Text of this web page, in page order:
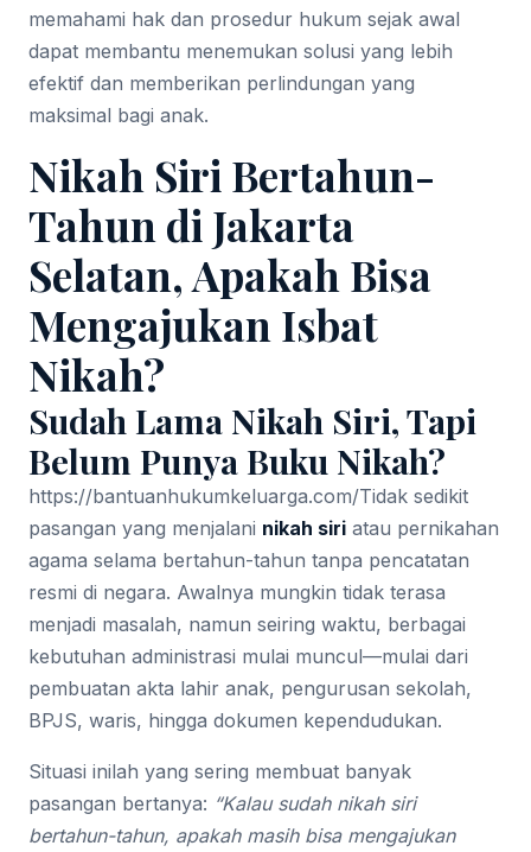
memahami hak dan prosedur hukum sejak awal
dapat membantu menemukan solusi yang lebih
efektif dan memberikan perlindungan yang
maksimal bagi anak.
Nikah Siri Bertahun-
Tahun di Jakarta
Selatan, Apakah Bisa
Mengajukan Isbat
Nikah?
Sudah Lama Nikah Siri, Tapi
Belum Punya Buku Nikah?
https://bantuanhukumkeluarga.com/Tidak sedikit
pasangan yang menjalani nikah siri atau pernikahan
agama selama bertahun-tahun tanpa pencatatan
resmi di negara. Awalnya mungkin tidak terasa
menjadi masalah, namun seiring waktu, berbagai
kebutuhan administrasi mulai muncul—mulai dari
pembuatan akta lahir anak, pengurusan sekolah,
BPJS, waris, hingga dokumen kependudukan.
Situasi inilah yang sering membuat banyak
pasangan bertanya: “Kalau sudah nikah siri
bertahun-tahun, apakah masih bisa mengajukan